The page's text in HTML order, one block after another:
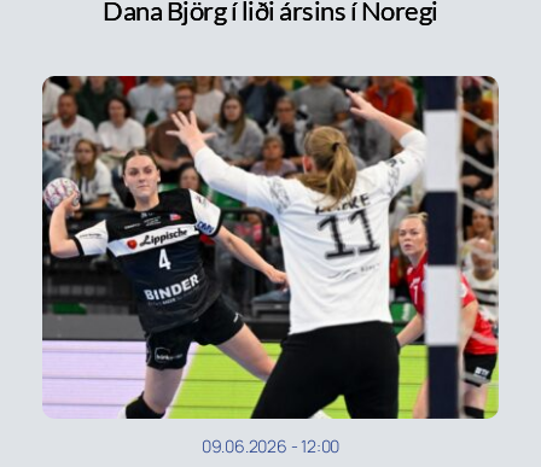
Dana Björg í liði ársins í Noregi
09.06.2026 -12:00